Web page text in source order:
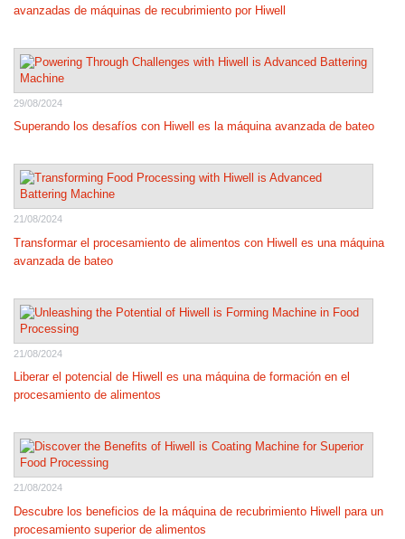
avanzadas de máquinas de recubrimiento por Hiwell
29/08/2024
Superando los desafíos con Hiwell es la máquina avanzada de bateo
21/08/2024
Transformar el procesamiento de alimentos con Hiwell es una máquina
avanzada de bateo
21/08/2024
Liberar el potencial de Hiwell es una máquina de formación en el
procesamiento de alimentos
21/08/2024
Descubre los beneficios de la máquina de recubrimiento Hiwell para un
procesamiento superior de alimentos